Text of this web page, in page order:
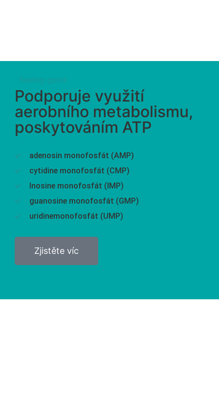
feeling good
Podporuje využití
aerobního metabolismu,
poskytováním ATP
adenosin monofosfát (AMP)
cytidine monofosfát (CMP)
Inosine monofosfát (IMP)
guanosine monofosfát (GMP)
uridinemonofosfát (UMP)
Zjistěte víc